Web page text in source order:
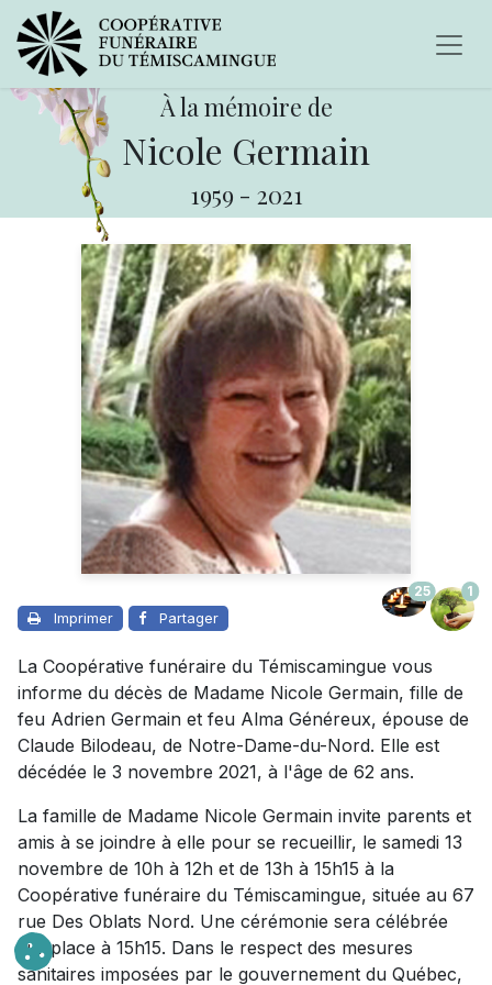
À la mémoire de
Nicole Germain
1959 - 2021
Imprimer Partager
25 1
La Coopérative funéraire du Témiscamingue vous
informe du décès de Madame Nicole Germain, fille de
feu Adrien Germain et feu Alma Généreux, épouse de
Claude Bilodeau, de Notre-Dame-du-Nord. Elle est
décédée le 3 novembre 2021, à l'âge de 62 ans.
La famille de Madame Nicole Germain invite parents et
amis à se joindre à elle pour se recueillir, le samedi 13
novembre de 10h à 12h et de 13h à 15h15 à la
Coopérative funéraire du Témiscamingue, située au 67
rue Des Oblats Nord. Une cérémonie sera célébrée
sur place à 15h15. Dans le respect des mesures
sanitaires imposées par le gouvernement du Québec,